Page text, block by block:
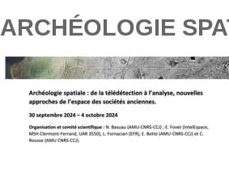
ARCHÉOLOGIE